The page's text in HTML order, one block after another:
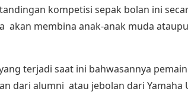
kompetisi sepak bolan ini
akan membina anak-anak muda
terjadi saat ini bahwasannya
dari alumni atau jebolan dari Yamaha